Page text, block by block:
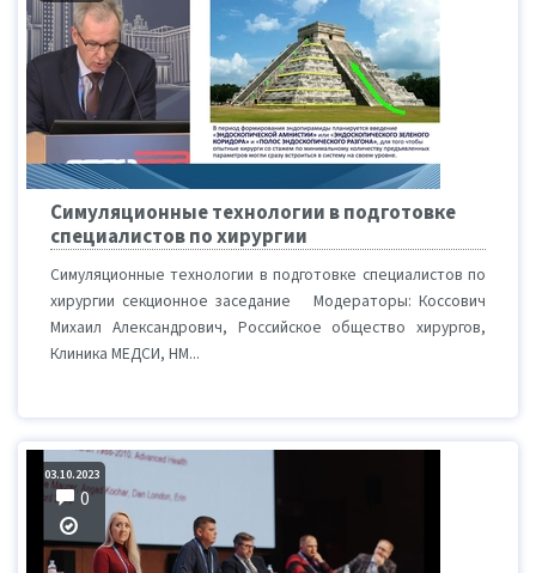
Симуляционные технологии в подготовке
специалистов по хирургии
Симуляционные технологии в подготовке специалистов по
хирургии секционное заседание Модераторы: Коссович
Михаил Александрович, Российское общество хирургов,
Клиника МЕДСИ, НМ...
03.10.2023
0